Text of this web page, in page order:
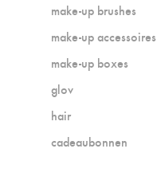
make-up brushes
make-up accessoires
make-up boxes
glov
hair
cadeaubonnen